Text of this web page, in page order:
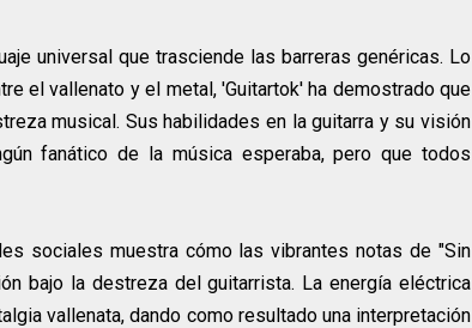
universal que trasciende las barreras genéricas. Lo
el vallenato y el metal, 'Guitartok' ha demostrado que
musical. Sus habilidades en la guitarra y su visión
fanático de la música esperaba, pero que todos
sociales muestra cómo las vibrantes notas de "Sin
bajo la destreza del guitarrista. La energía eléctrica
vallenata, dando como resultado una interpretación